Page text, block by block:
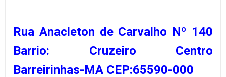
Rua Anacleton de Carvalho Nº 140
Barrio: Cruzeiro Centro
Barreirinhas-MA CEP:65590-000